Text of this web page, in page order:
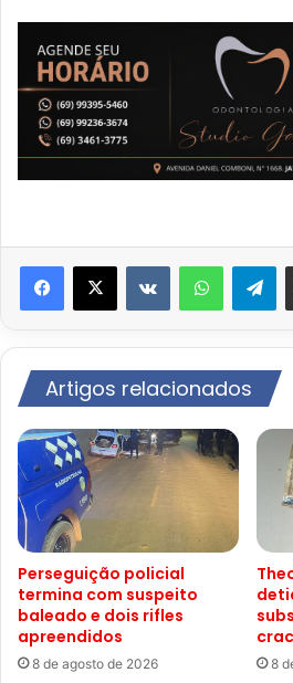
VK WhatsApp
Artigos relacionados
Perseguição policial
termina com suspeito
baleado e dois rifles
apreendidos
8 de agosto de 2026 8